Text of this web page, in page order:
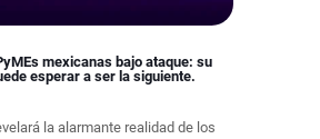
mexicanas bajo ataque: su
esperar a ser la siguiente.
la alarmante realidad de los